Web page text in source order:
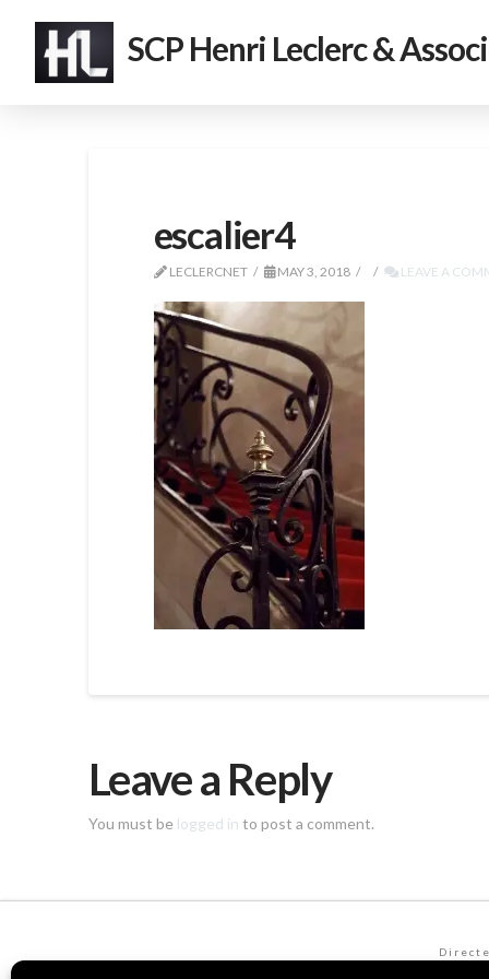
SCP Henri Leclerc &
escalier4
LECLERCNET MAY 3, 2018 LEAVE A
Leave a Reply
You must be logged in to post a comment.